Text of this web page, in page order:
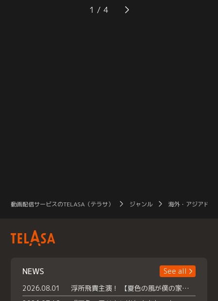
1
動画配信サービスのTELASA（テラサ） ジャンル 海外・アジアドラ
NEWS
See all
2026.08.01
浮所飛貴主演！ 【夏色の風が僕の家にやってきた】 本日よりテラサで独占配信スタート！